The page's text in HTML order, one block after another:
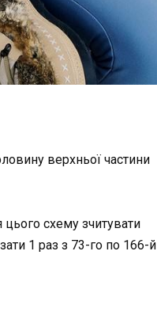
верхньої частини
схему зчитувати
1 раз з 73-го по 166-й